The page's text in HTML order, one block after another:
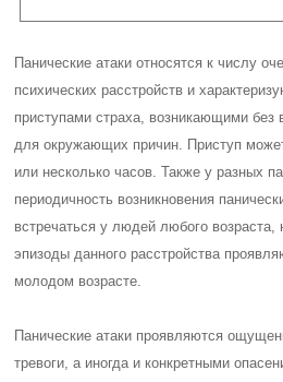
Панические атаки относятся к числу
психических расстройств и
приступами страха, возникающими
для окружающих причин. Приступ
или несколько часов. Также у разных
периодичность возникновения
встречаться у людей любого
эпизоды данного расстройства
молодом возрасте.
Панические атаки проявляются
тревоги, а иногда и конкретными